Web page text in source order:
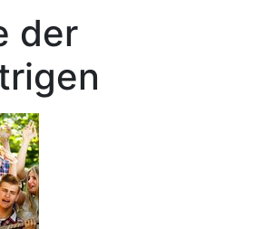
der